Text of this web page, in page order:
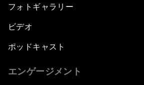
フォトギャラリー
ビデオ
ポッドキャスト
エンゲージメント